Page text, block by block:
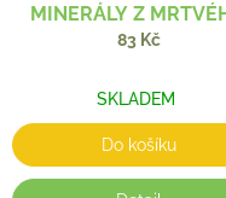
MINERÁLY Z
MOŘE 120 G
83 Kč
SKLADEM
Do košíku